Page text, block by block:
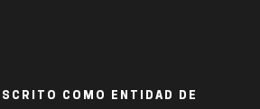
COMO ENTIDAD DE